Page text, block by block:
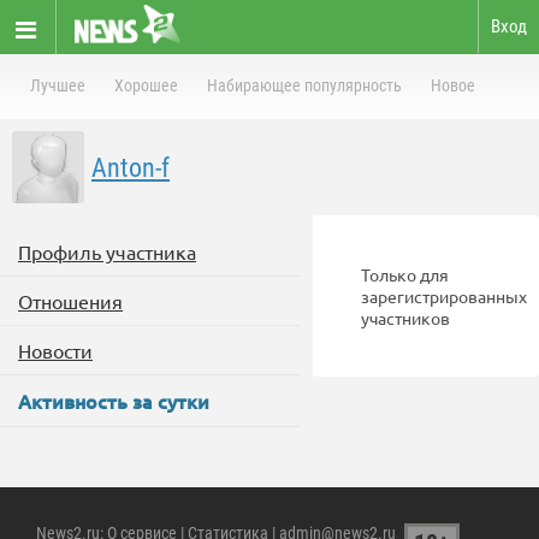
Вход
Лучшее Хорошее Набирающее популярность Новое
Anton-f
Профиль участника
Отношения
Новости
Активность за сутки
Только для
зарегистрированных
участников
News2.ru: О сервисе | Статистика | admin@news2.ru